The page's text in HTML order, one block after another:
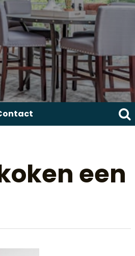
Zoeken
naar:
een